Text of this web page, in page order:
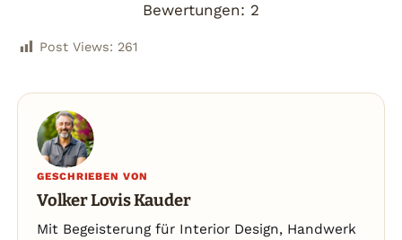
Bewertungen: 2
Post Views: 261
GESCHRIEBEN VON
Volker Lovis Kauder
Mit Begeisterung für Interior Design, Handwerk